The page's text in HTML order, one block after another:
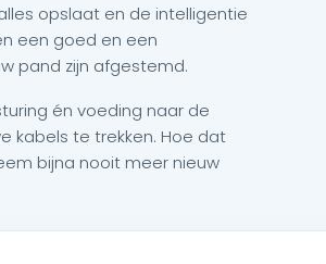
opslaat en de intelligentie
een goed en een
pand zijn afgestemd.
én voeding naar de
kabels te trekken. Hoe dat
bijna nooit meer nieuw